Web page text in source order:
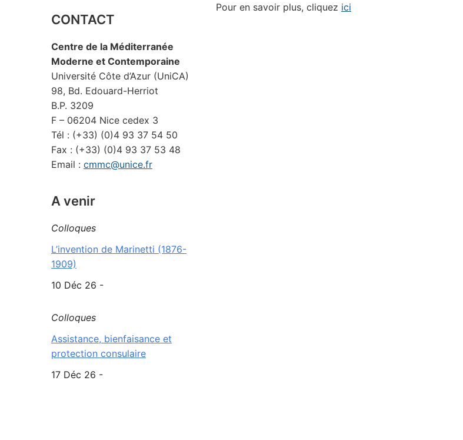
CONTACT
Centre de la Méditerranée
Moderne et Contemporaine
Université Côte d’Azur (UniCA)
98, Bd. Edouard-Herriot
B.P. 3209
F – 06204 Nice cedex 3
Tél : (+33) (0)4 93 37 54 50
Fax : (+33) (0)4 93 37 53 48
Email : cmmc@unice.fr
A venir
Colloques
L’invention de Marinetti (1876-
1909)
10 Déc 26 -
Colloques
Assistance, bienfaisance et
protection consulaire
17 Déc 26 -
Pour en savoir plus, cliquez ici